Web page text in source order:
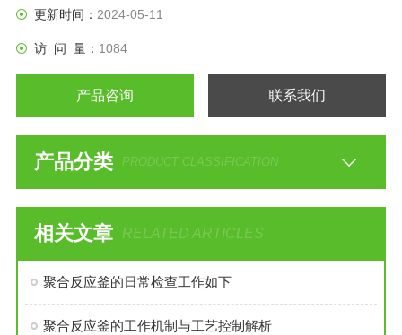
更新时间： 2024-05-11
访 问 量： 1084
产品咨询 联系我们
产品分类 PRODUCT CLASSIFICATION
相关文章 RELATED ARTICLES
聚合反应釜的日常检查工作如下
聚合反应釜的工作机制与工艺控制解析